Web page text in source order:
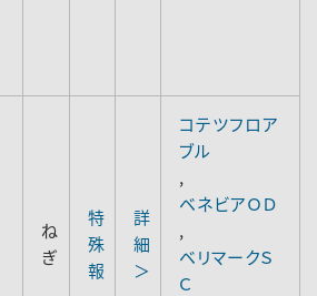
ね
ぎ
特
殊
報
詳
細
＞
コテツフロア
ブル
,
ベネビアＯＤ
,
ベリマークＳ
Ｃ